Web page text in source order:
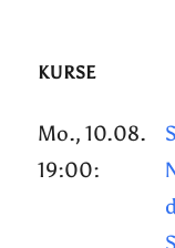
KURSE
Mo., 10.08.
19:00: